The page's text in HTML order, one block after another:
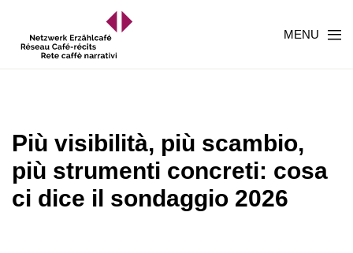
MENU
Più visibilità, più scambio,
più strumenti concreti: cosa
ci dice il sondaggio 2026